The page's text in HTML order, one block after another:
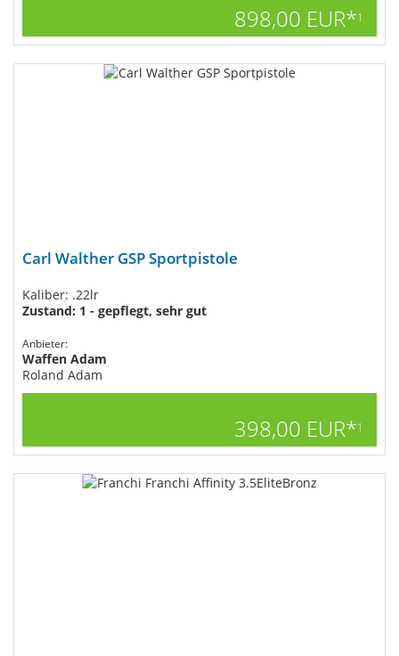
898,00 EUR*1
Carl Walther GSP Sportpistole
Kaliber: .22lr
Zustand: 1 - gepflegt, sehr gut
Anbieter:
Waffen Adam
Roland Adam
398,00 EUR*1